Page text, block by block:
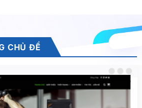
CHỦ ĐỀ